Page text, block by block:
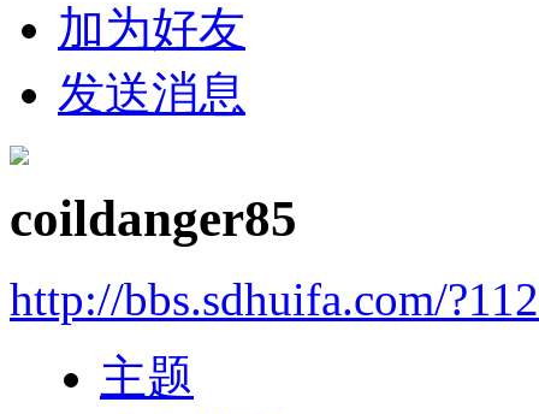
加为好友
发送消息
coildanger85
http://bbs.sdhuifa.com/
主题